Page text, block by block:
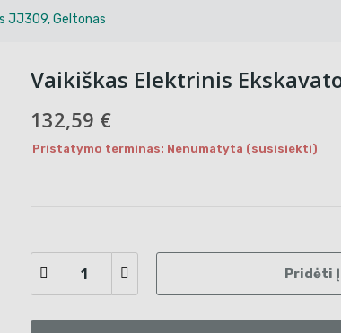
JJ309, Geltonas
Vaikiškas Elektrinis
132,59 €
Pristatymo terminas: Nenumatyta (susisiekti)
Pridėti